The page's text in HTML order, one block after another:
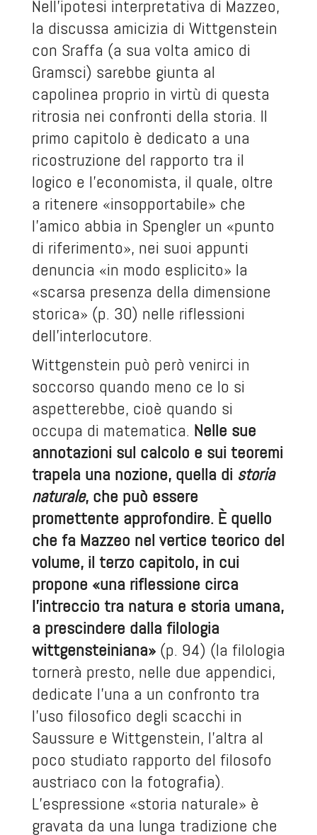
Nell’ipotesi interpretativa di Mazzeo,
la discussa amicizia di Wittgenstein
con Sraffa (a sua volta amico di
Gramsci) sarebbe giunta al
capolinea proprio in virtù di questa
ritrosia nei confronti della storia. Il
primo capitolo è dedicato a una
ricostruzione del rapporto tra il
logico e l’economista, il quale, oltre
a ritenere «insopportabile» che
l’amico abbia in Spengler un «punto
di riferimento», nei suoi appunti
denuncia «in modo esplicito» la
«scarsa presenza della dimensione
storica» (p. 30) nelle riflessioni
dell’interlocutore.
Wittgenstein può però venirci in
soccorso quando meno ce lo si
aspetterebbe, cioè quando si
occupa di matematica. Nelle sue
annotazioni sul calcolo e sui teoremi
trapela una nozione, quella di storia
naturale, che può essere
promettente approfondire. È quello
che fa Mazzeo nel vertice teorico del
volume, il terzo capitolo, in cui
propone «una riflessione circa
l’intreccio tra natura e storia umana,
a prescindere dalla filologia
wittgensteiniana»(p. 94) (la filologia
tornerà presto, nelle due appendici,
dedicate l’una a un confronto tra
l’uso filosofico degli scacchi in
Saussure e Wittgenstein, l’altra al
poco studiato rapporto del filosofo
austriaco con la fotografia).
L’espressione «storia naturale» è
gravata da una lunga tradizione che